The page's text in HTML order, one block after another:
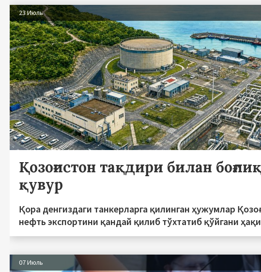
23 Июль
Қозоғистон тақдири билан
қувур
Қора денгиздаги танкерларга қилинган ҳужумлар
нефть экспортини қандай қилиб тўхтатиб қўйгани
07 Июль